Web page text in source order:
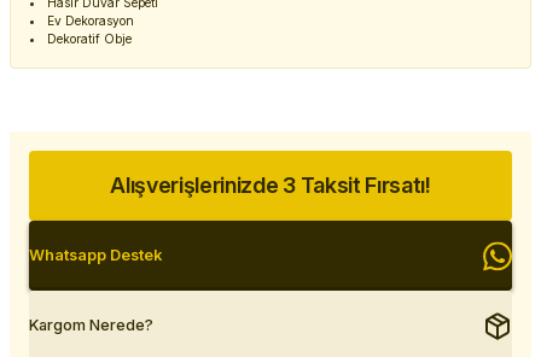
Ev Dekorasyon
Dekoratif Obje
Alışverişlerinizde 3 Taksit Fırsatı!
Whatsapp Destek
Kargom Nerede?